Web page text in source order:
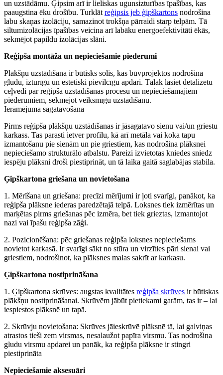
un uzstādāmu. Ģipsim arī ir lieliskas ugunsizturības īpašības, kas
paaugstina ēku drošību. Turklāt reģipsis jeb ģipškartons nodrošina
labu skaņas izolāciju, samazinot trokšņa pārraidi starp telpām. Tā
siltumizolācijas īpašības veicina arī labāku energoefektivitāti ēkās,
sekmējot papildu izolācijas slāni.
Reģipša montāža un nepieciešamie piederumi
Plākšņu uzstādīšana ir būtisks solis, kas būvprojektos nodrošina
gludu, izturīgu un estētiski pievilcīgu apdari. Tālāk lasiet detalizētu
ceļvedi par reģipša uzstādīšanas procesu un nepieciešamajiem
piederumiem, sekmējot veiksmīgu uzstādīšanu.
Ierāmējuma sagatavošana
Pirms reģipša plākšņu uzstādīšanas ir jāsagatavo sienu vai/un griestu
karkass. Tas parasti ietver profilu, kā arī metāla vai koka tapu
izmantošanu pie sienām un pie griestiem, kas nodrošina plāksnei
nepieciešamo strukturālo atbalstu. Pareizi izvietotas kniedes sniedz
iespēju plāksni droši piestiprināt, un tā laika gaitā saglabājas stabila.
Ģipškartona griešana un novietošana
1. Mērīšana un griešana: precīzi mērījumi ir ļoti svarīgi, panākot, ka
reģipša plāksne iederas paredzētajā telpā. Loksnes tiek izmērītas un
marķētas pirms griešanas pēc izmēra, bet tiek grieztas, izmantojot
nazi vai īpašu reģipša zāģi.
2. Pozicionēšana: pēc griešanas reģipša loksnes nepieciešams
novietot karkasā. Ir svarīgi sākt no stūra un virzīties pāri sienai vai
griestiem, nodrošinot, ka plāksnes malas sakrīt ar karkasu.
Ģipškartona nostiprināšana
1. Ģipškartona skrūves: augstas kvalitātes reģipša skrūves ir būtiskas
plākšņu nostiprināšanai. Skrūvēm jābūt pietiekami garām, tas ir – lai
iespiestos plāksnē un tapā.
2. Skrūvju novietošana: Skrūves jāieskrūvē plāksnē tā, lai galviņas
atrastos tieši zem virsmas, nesalaužot papīra virsmu. Tas nodrošina
gludu virsmu apdarei un panāk, ka reģipša plāksne ir stingri
piestiprināta
Nepieciešamie aksesuāri